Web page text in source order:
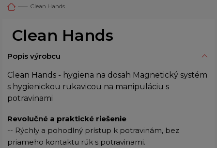
Clean Hands
Clean Hands
Popis výrobcu
Clean Hands - hygiena na dosah Magnetický systém
s hygienickou rukavicou na manipuláciu s
potravinami
Revolučné a praktické riešenie
-- Rýchly a pohodlný prístup k potravinám, bez
priameho kontaktu rúk s potravinami.